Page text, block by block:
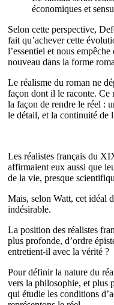
économiques et
Selon cette perspective,
fait qu’achever cette
l’essentiel et nous
nouveau dans la forme
Le réalisme du roman ne
façon dont il le raconte. Ce
la façon de rendre le réel :
le détail, et la continuité de
Les réalistes français du
affirmaient eux aussi que
de la vie, presque
Mais, selon Watt, cet idéal
indésirable.
La position des réalistes
plus profonde, d’ordre
entretient-il avec la vérité ?
Pour définir la nature du
vers la philosophie, et plus
qui étudie les conditions